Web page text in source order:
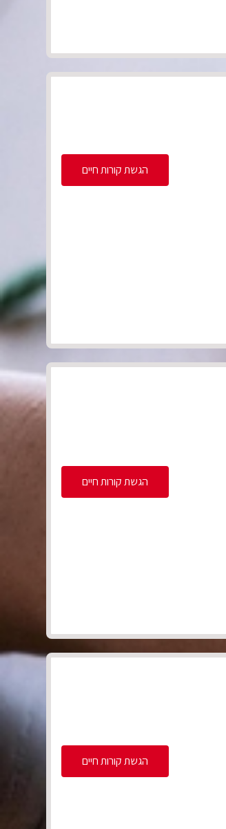
הגשת קורות חיים
הגשת קורות חיים
הגשת קורות חיים